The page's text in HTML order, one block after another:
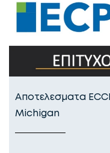
Αποτελεσματα
Michigan